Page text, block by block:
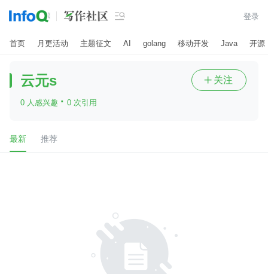
 登录
首页 月更活动 主题征文 AI golang 移动开发 Java 开源
云元s
0 人感兴趣 · 0 次引用
 关注
最新 推荐